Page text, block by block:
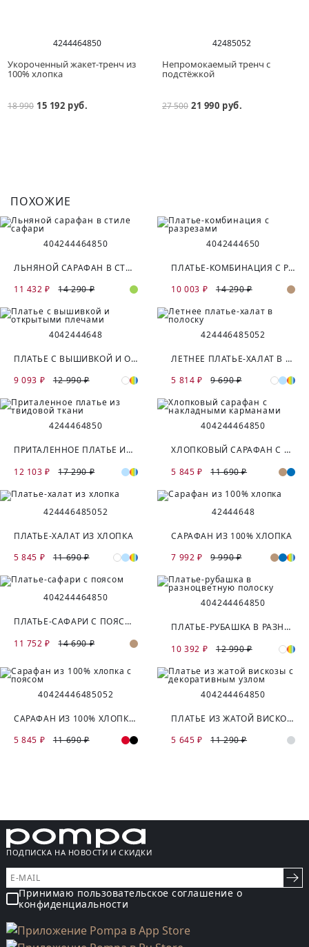
4244464850
Укороченный жакет-тренч из
100% хлопка
18 990 15 192 руб.
42485052
Непромокаемый тренч с
подстёжкой
27 500 21 990 руб.
ПОХОЖИЕ
404244464850
ЛЬНЯНОЙ САРАФАН В СТИЛЕ САФАРИ
11 432 ₽
14 290 ₽
4042444650
ПЛАТЬЕ-КОМБИНАЦИЯ С РАЗРЕЗАМИ
10 003 ₽
14 290 ₽
4042444648
ПЛАТЬЕ С ВЫШИВКОЙ И ОТКРЫТЫМИ ПЛЕЧАМИ
9 093 ₽
12 990 ₽
424446485052
ЛЕТНЕЕ ПЛАТЬЕ-ХАЛАТ В ПОЛОСКУ
5 814 ₽
9 690 ₽
4244464850
ПРИТАЛЕННОЕ ПЛАТЬЕ ИЗ ТВИДОВОЙ ТКАНИ
12 103 ₽
17 290 ₽
404244464850
ХЛОПКОВЫЙ САРАФАН С НАКЛАДНЫМИ КАРМАНАМИ
5 845 ₽
11 690 ₽
424446485052
ПЛАТЬЕ-ХАЛАТ ИЗ ХЛОПКА
5 845 ₽
11 690 ₽
42444648
САРАФАН ИЗ 100% ХЛОПКА
7 992 ₽
9 990 ₽
404244464850
ПЛАТЬЕ-САФАРИ С ПОЯСОМ
11 752 ₽
14 690 ₽
404244464850
ПЛАТЬЕ-РУБАШКА В РАЗНОЦВЕТНУЮ ПОЛОСКУ
10 392 ₽
12 990 ₽
40424446485052
САРАФАН ИЗ 100% ХЛОПКА С ПОЯСОМ
5 845 ₽
11 690 ₽
404244464850
ПЛАТЬЕ ИЗ ЖАТОЙ ВИСКОЗЫ С ДЕКОРАТИВНЫМ УЗЛОМ
5 645 ₽
11 290 ₽
ПОДПИСКА НА НОВОСТИ И СКИДКИ
Принимаю пользовательское соглашение о
конфиденциальности